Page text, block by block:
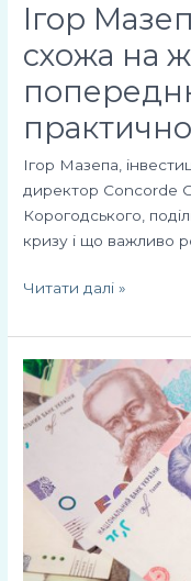
Ігор
схожа на
Ігор Мазепа,
директор Concorde
Корогодського,
кризу і що важливо
світ
зупинився
Читати далі »
Ігор
Мазепа:
аналітики
Concorde
Capital
вважають,
може